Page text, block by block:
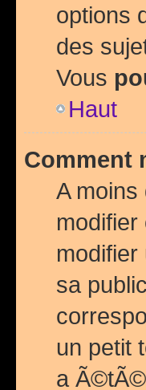
options
des
Vous
Haut
Comment
A
sa
un petit
a